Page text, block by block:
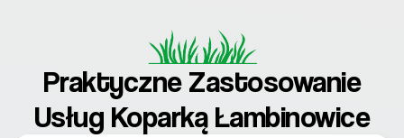
Praktyczne Zastosowanie
Usług Koparką Łambinowice